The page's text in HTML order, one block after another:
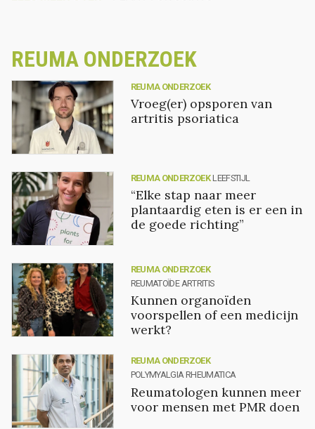
REUMA ONDERZOEK
REUMA ONDERZOEK
Vroeg(er) opsporen van
artritis psoriatica
REUMA ONDERZOEK LEEFSTIJL
“Elke stap naar meer
plantaardig eten is er een in
de goede richting”
REUMA ONDERZOEK
REUMATOÏDE ARTRITIS
Kunnen organoïden
voorspellen of een medicijn
werkt?
REUMA ONDERZOEK
POLYMYALGIA RHEUMATICA
Reumatologen kunnen meer
voor mensen met PMR doen